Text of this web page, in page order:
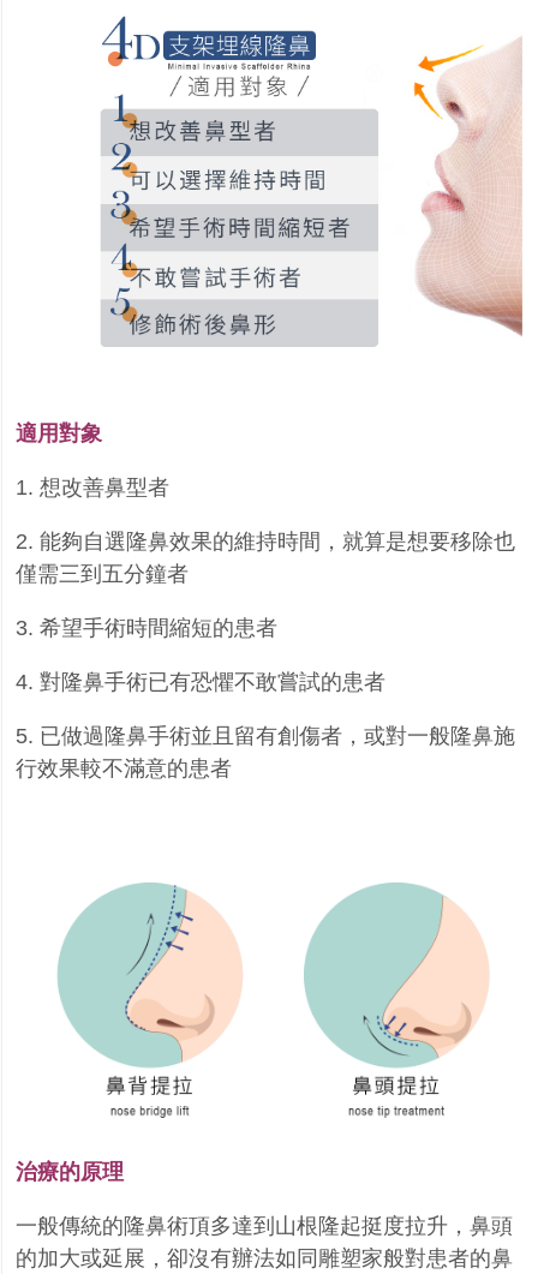
適用對象
1.想改善鼻型者
2.能夠自選隆鼻效果的維持時間，就算是想要移除也
僅需三到五分鐘者
3.希望手術時間縮短的患者
4.對隆鼻手術已有恐懼不敢嘗試的患者
5. 已做過隆鼻手術並且留有創傷者，或對一般隆鼻施
行效果較不滿意的患者
治療的原理
一般傳統的隆鼻術頂多達到山根隆起挺度拉升，鼻頭
的加大或延展，卻沒有辦法如同雕塑家般對患者的鼻